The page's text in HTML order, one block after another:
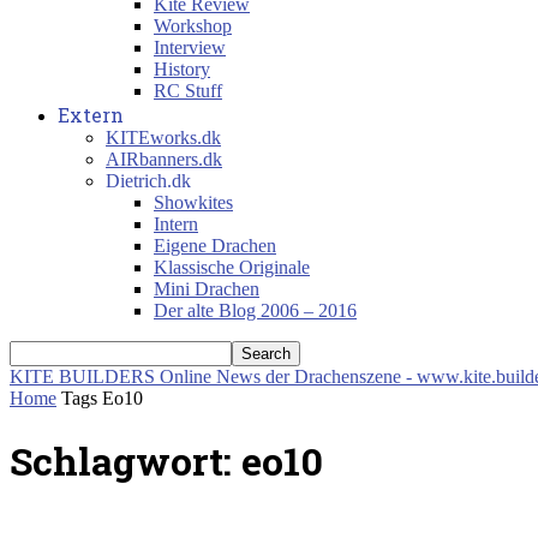
Kite Review
Workshop
Interview
History
RC Stuff
Extern
KITEworks.dk
AIRbanners.dk
Dietrich.dk
Showkites
Intern
Eigene Drachen
Klassische Originale
Mini Drachen
Der alte Blog 2006 – 2016
KITE BUILDERS Online News der Drachenszene -
Home Tags Eo10
Schlagwort: eo10